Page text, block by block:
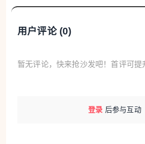
用户评论 (0)
暂无评论，快来抢沙发吧！首评可提
登录 后参与互动